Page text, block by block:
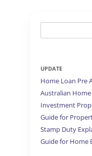
for:
UPDATE
Home Loan Pre
Australian
Investment
Guide for
Stamp Duty
Guide for Home